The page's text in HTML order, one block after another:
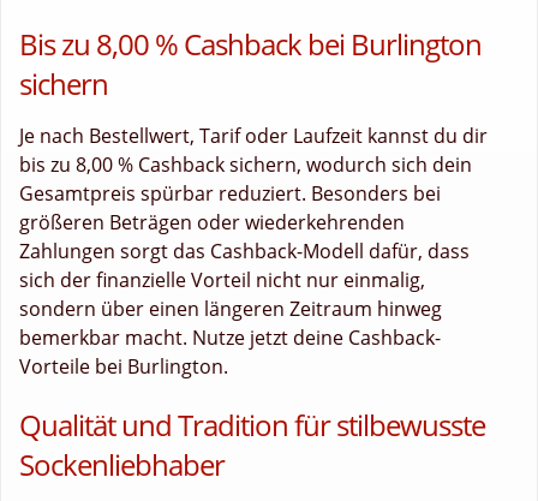
Bis zu 8,00 % Cashback bei Burlington
sichern
Je nach Bestellwert, Tarif oder Laufzeit kannst du dir
bis zu 8,00 % Cashback sichern, wodurch sich dein
Gesamtpreis spürbar reduziert. Besonders bei
größeren Beträgen oder wiederkehrenden
Zahlungen sorgt das Cashback-Modell dafür, dass
sich der finanzielle Vorteil nicht nur einmalig,
sondern über einen längeren Zeitraum hinweg
bemerkbar macht. Nutze jetzt deine Cashback-
Vorteile bei Burlington.
Qualität und Tradition für stilbewusste
Sockenliebhaber